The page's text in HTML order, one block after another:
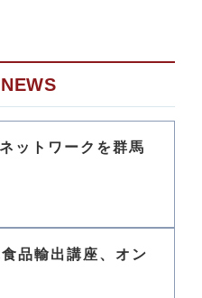
ットワークを群馬
品輸出講座、オン